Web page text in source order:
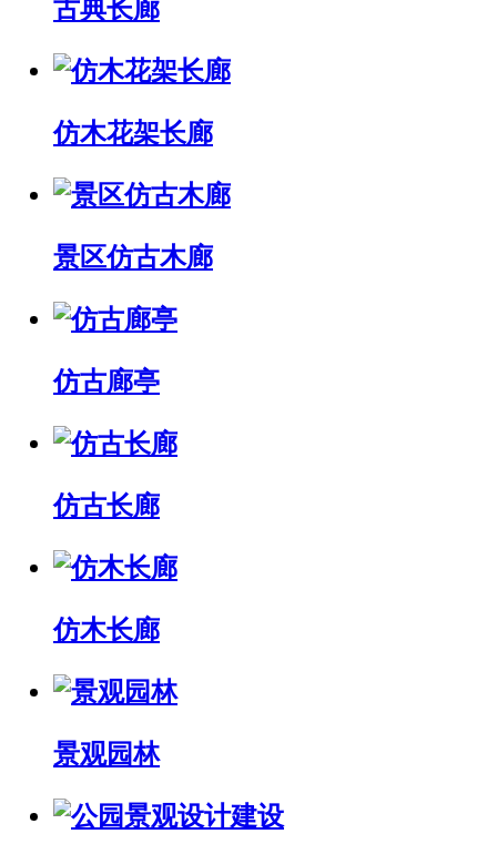
古典长廊
仿木花架长廊
景区仿古木廊
仿古廊亭
仿古长廊
仿木长廊
景观园林